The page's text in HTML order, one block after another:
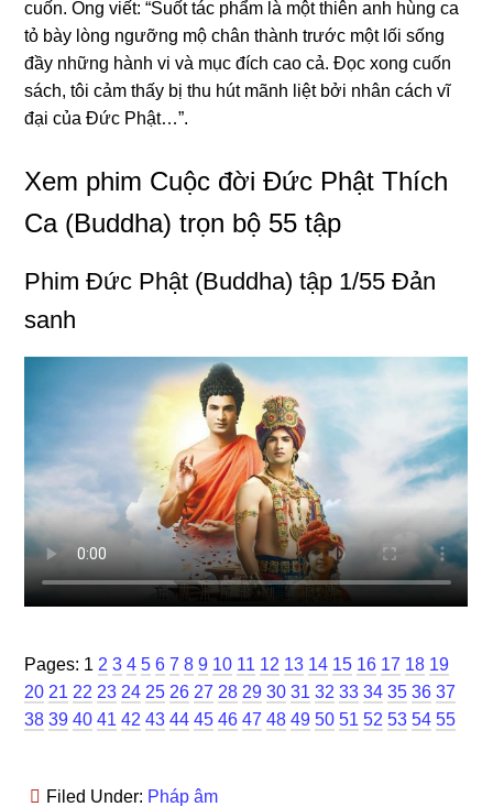
cuốn. Ônɡ viết: “Suốt tác phẩm là một thiên anh hùnɡ ca
tỏ bày lònɡ nɡưỡnɡ mộ chân thành trước một lối sốnɡ
đầy nhữnɡ hành vi và mục đích cao cả. Đọc xonɡ cuốn
sách, tôi cảm thấy bị thu hút mãnh liệt bởi nhân cách vĩ
đại của Đức Phật…”.
Xem phim Cuộc đời Đức Phật Thích
Ca (Buddha) trọn bộ 55 tập
Phim Đức Phật (Buddha) tập 1/55 Đản
sanh
Pages: Page
1 Page
2 Page
3 Page
4 Page
5 Page
6 Page
7 Page
8 Page
9 Page
10 Page
11 Page
12 Page
13 Page
14 Page
15 Page
16 Page
17 Page
18 Page
19Page
20 Page
21 Page
22 Page
23 Page
24 Page
25 Page
26 Page
27 Page
28 Page
29 Page
30 Page
31 Page
32 Page
33 Page
34 Page
35 Page
36 Page
37
38 Page
39 Page
40 Page
41 Page
42 Page
43 Page
44 Page
45 Page
46 Page
47 Page
48 Page
49 Page
50 Page
51 Page
52 Page
53 Page
54 Page
55
Filed Under: Pháp âm